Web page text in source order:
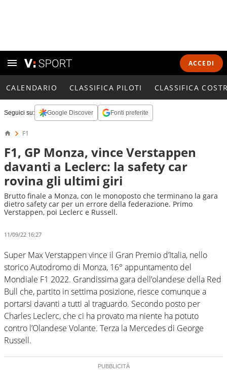
ACCEDI
CALENDARIO CLASSIFICA PILOTI CLASSIFICA
Seguici su: Google Discover Fonti preferite
F1
F1, GP Monza, vince Verstappen
davanti a Leclerc: la safety car
rovina gli ultimi giri
Brutto finale a Monza, con le monoposto che terminano la gara
dietro safety car per un errore della federazione. Primo
Verstappen, poi Leclerc e Russell.
11/09/22 16:27
Super Max Verstappen vince il Gran Premio d’Italia, nello
storico Autodromo di Monza, 16° appuntamento del
Mondiale F1 2022. Grandissima gara dell’olandese della Red
Bull che, partito in settima posizione, riesce comunque a
portarsi davanti a tutti al traguardo. Secondo posto per
Charles Leclerc, che ci ha provato ma niente ha potuto
contro l’Olandese Volante. Terza la Mercedes di George
Russell.